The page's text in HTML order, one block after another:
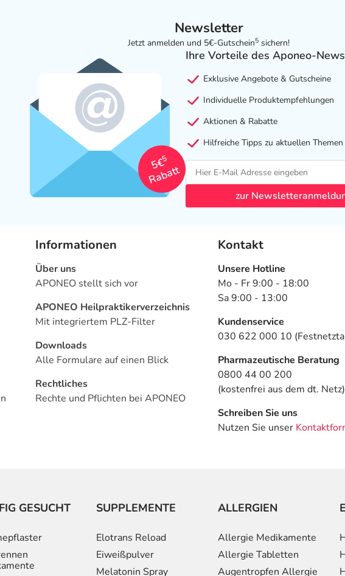
Newsletter
Jetzt anmelden und 5€-Gutschein5 sichern!
5€
5
Rabatt
Ihre Vorteile des Aponeo-
Exklusive Angebote & Gutscheine
Individuelle Produktempfehlungen
Aktionen & Rabatte
Hilfreiche Tipps zu aktuellen Themen
zur
Informationen
Über uns
APONEO stellt sich vor
APONEO Heilpraktikerverzeichnis
Mit integriertem PLZ-Filter
Downloads
Alle Formulare auf einen Blick
Rechtliches
Rechte und Pflichten bei APONEO
Kontakt
Unsere Hotline
Mo - Fr 9:00 - 18:00
Sa 9:00 - 13:00
Kundenservice
030 622 000 10
Pharmazeutische Beratung
0800 44 00 200
(kostenfrei aus dem dt. Netz)
Schreiben Sie uns
Nutzen Sie unser
GESUCHT SUPPLEMENTE
Elotrans Reload
Eiweißpulver
Melatonin Spray
ALLERGIEN
Allergie Medikamente
Allergie Tabletten
Augentropfen Allergie